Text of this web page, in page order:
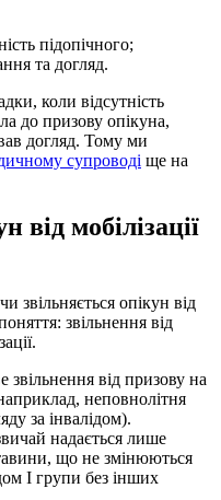
підопічного;
та догляд.
коли відсутність
до призову опікуна,
догляд. Тому ми
супроводі ще на
від мобілізації
опікун від
звільнення від
звільнення від призову на
неповнолітня
за інвалідом).
надається лише
що не змінюються
І групи без інших